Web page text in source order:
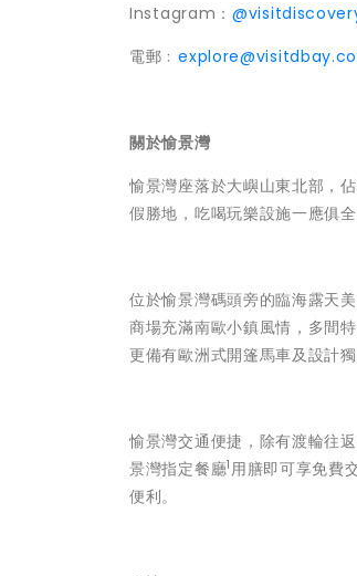
Instagram：
電郵﹕
關於愉景灣
愉景灣座落於大嶼山東北部，
假勝地，吃喝玩樂設施一應俱全
位於愉景灣碼頭旁的臨海露天
商場充滿南歐小鎮風情，多間
更備有歐洲式開篷馬車及設計
愉景灣交通便捷，除有渡輪往
景灣指定餐廳1用膳即可享免費
便利。